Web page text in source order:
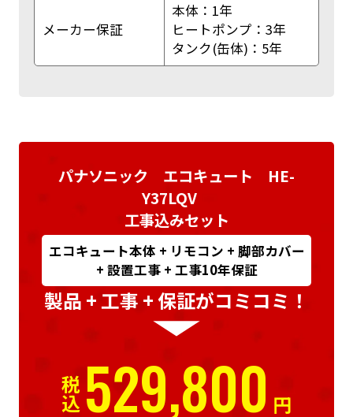
メーカー保証
本体：1年
ヒートポンプ：3年
タンク(缶体)：5年
パナソニック エコキュート HE-
Y37LQV
工事込みセット
エコキュート本体 + リモコン + 脚部カバー
+ 設置工事 + 工事10年保証
製品 + 工事 + 保証がコミコミ！
税込529,800 円